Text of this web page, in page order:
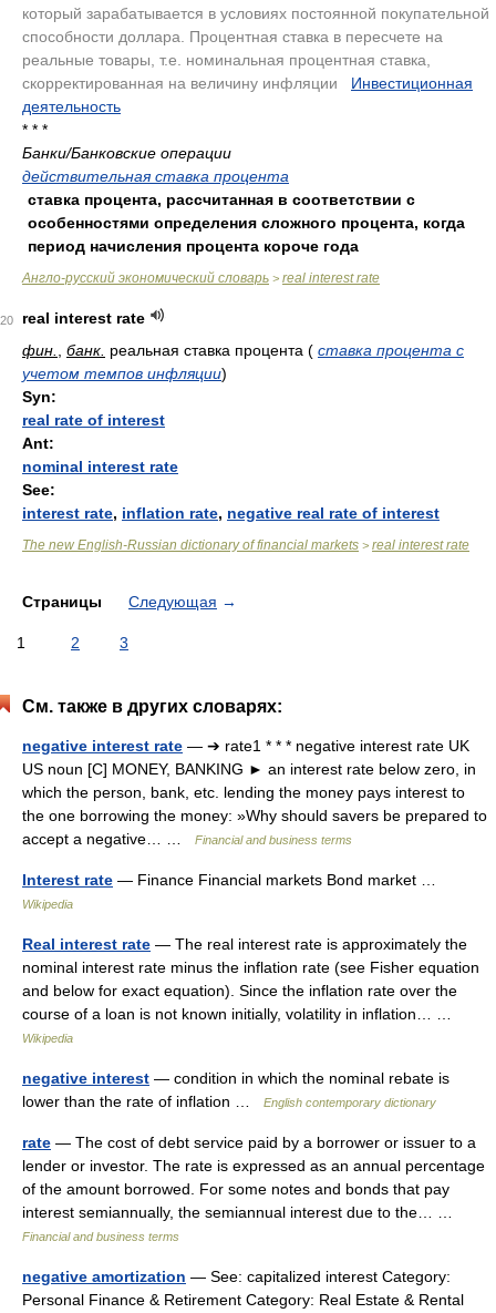
который зарабатывается в условиях постоянной покупательной
способности доллара. Процентная ставка в пересчете на
реальные товары, т.е. номинальная процентная ставка,
скорректированная на величину инфляции
Инвестиционная
деятельность
* * *
Банки/Банковские операции
действительная ставка процента
ставка процента, рассчитанная в соответствии с
особенностями определения сложного процента, когда
период начисления процента короче года
Англо-русский экономический словарь > real interest rate
20
real interest rate
фин.
банк. реальная ставка процента ( ставка процента с
учетом темпов инфляции)
Syn:
real rate of interest
Ant:
nominal interest rate
See:
interest rate, inflation rate, negative real rate of interest
The new English-Russian dictionary of financial markets > real interest rate
Страницы Следующая →
1 2 3
См. также в других словарях:
negative interest rate — ➔ rate1 * * * negative interest rate UK
US noun [C] MONEY, BANKING ► an interest rate below zero, in
which the person, bank, etc. lending the money pays interest to
the one borrowing the money: »Why should savers be prepared to
accept a negative… …
Financial and business terms
Interest rate — Finance Financial markets Bond market …
Wikipedia
Real interest rate — The real interest rate is approximately the
nominal interest rate minus the inflation rate (see Fisher equation
and below for exact equation). Since the inflation rate over the
course of a loan is not known initially, volatility in inflation… …
Wikipedia
negative interest — condition in which the nominal rebate is
lower than the rate of inflation …
English contemporary dictionary
rate — The cost of debt service paid by a borrower or issuer to a
lender or investor. The rate is expressed as an annual percentage
of the amount borrowed. For some notes and bonds that pay
interest semiannually, the semiannual interest due to the… …
Financial and business terms
negative amortization — See: capitalized interest Category:
Personal Finance & Retirement Category: Real Estate & Rental